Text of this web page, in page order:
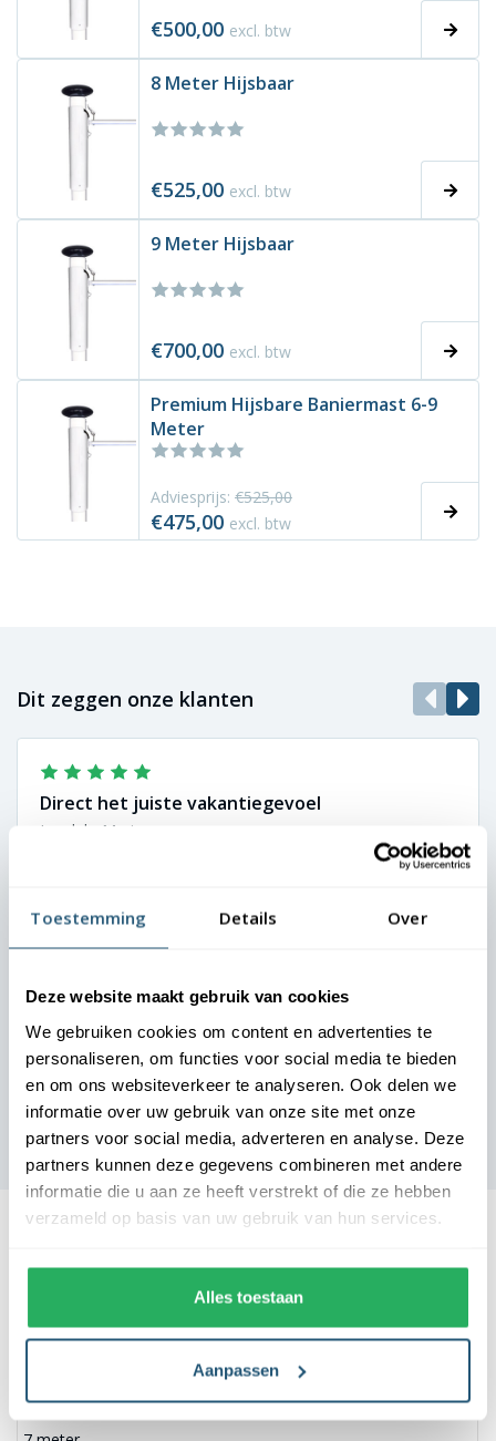
Toestemming Details Over
Deze website maakt gebruik van cookies
We gebruiken cookies om content en advertenties te
personaliseren, om functies voor social media te bieden
en om ons websiteverkeer te analyseren. Ook delen we
informatie over uw gebruik van onze site met onze
partners voor social media, adverteren en analyse. Deze
partners kunnen deze gegevens combineren met andere
informatie die u aan ze heeft verstrekt of die ze hebben
verzameld op basis van uw gebruik van hun services.
Alles toestaan
Aanpassen
€500,00 excl. btw
8 Meter Hijsbaar
€525,00 excl. btw
9 Meter Hijsbaar
€700,00 excl. btw
Premium Hijsbare Baniermast 6-9
Meter
Adviesprijs: €525,00
€475,00 excl. btw
Dit zeggen onze klanten
Direct het juiste vakantiegevoel
Landal - Marianne
Onze gasten moeten vanaf aankomst het vakantiegevoel
toon. Dankzij de nette uitstraling oogt elke locatie
verzorgd en uitnodigend. We zijn zeer tevreden over de
De lengte vlaggenmast hangt af van de hoogte van het
bedrijfspand waar deze bij komt te staan.
Bedrijfspand
6 meter